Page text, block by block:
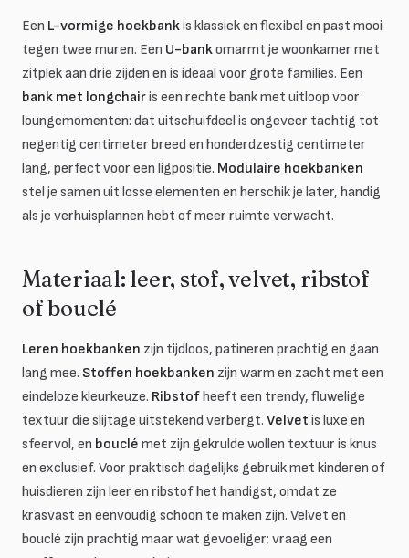
Een L-vormige hoekbankis klassiek en flexibel en past mooi
tegen twee muren. Een U-bankomarmt je woonkamer met
zitplek aan drie zijden en is ideaal voor grote families. Een
bank met longchairis een rechte bank met uitloop voor
loungemomenten: dat uitschuifdeel is ongeveer tachtig tot
negentig centimeter breed en honderdzestig centimeter
lang, perfect voor een ligpositie. Modulaire hoekbanken
stel je samen uit losse elementen en herschik je later, handig
als je verhuisplannen hebt of meer ruimte verwacht.
Materiaal: leer, stof, velvet, ribstof
of bouclé
Leren hoekbanken zijn tijdloos, patineren prachtig en gaan
lang mee. Stoffen hoekbanken zijn warm en zacht met een
eindeloze kleurkeuze. Ribstofheeft een trendy, fluwelige
textuur die slijtage uitstekend verbergt. Velvet is luxe en
sfeervol, en bouclé met zijn gekrulde wollen textuur is knus
en exclusief. Voor praktisch dagelijks gebruik met kinderen of
huisdieren zijn leer en ribstof het handigst, omdat ze
krasvast en eenvoudig schoon te maken zijn. Velvet en
bouclé zijn prachtig maar wat gevoeliger; vraag een